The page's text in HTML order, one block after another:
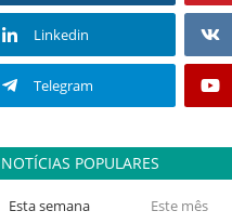
Linkedin
Telegram
NOTÍCIAS POPULARES
Esta semana Este mês